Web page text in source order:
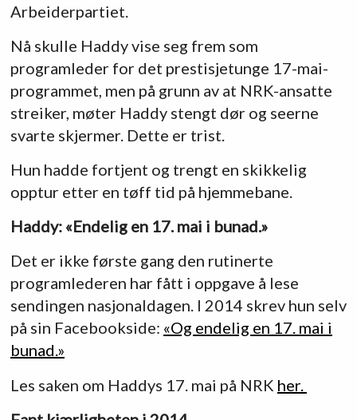
Arbeiderpartiet.
Nå skulle Haddy vise seg frem som
programleder for det prestisjetunge 17-mai-
programmet, men på grunn av at NRK-ansatte
streiker, møter Haddy stengt dør og seerne
svarte skjermer. Dette er trist.
Hun hadde fortjent og trengt en skikkelig
opptur etter en tøff tid på hjemmebane.
Haddy: «Endelig en 17. mai i bunad.»
Det er ikke første gang den rutinerte
programlederen har fått i oppgave å lese
sendingen nasjonaldagen. I 2014 skrev hun selv
på sin Facebookside: «Og endelig en 17. mai i
bunad.»
Les saken om Haddys 17. mai på NRK her.